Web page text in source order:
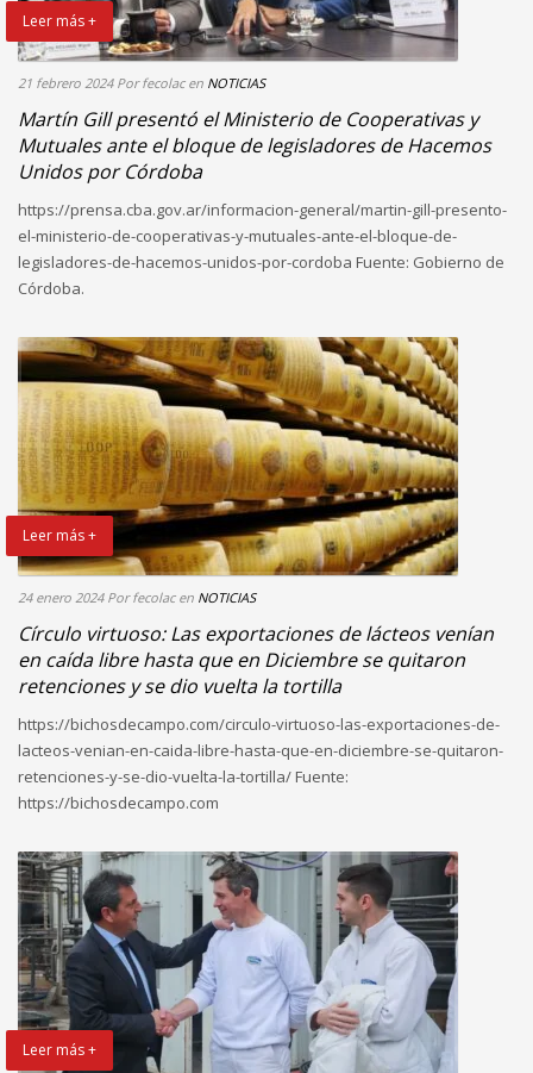
Leer más +
21 febrero 2024 Por fecolac en NOTICIAS
Martín Gill presentó el Ministerio de Cooperativas y
Mutuales ante el bloque de legisladores de Hacemos
Unidos por Córdoba
https://prensa.cba.gov.ar/informacion-general/martin-gill-presento-
el-ministerio-de-cooperativas-y-mutuales-ante-el-bloque-de-
legisladores-de-hacemos-unidos-por-cordoba Fuente: Gobierno de
Córdoba.
Leer más +
24 enero 2024 Por fecolac en NOTICIAS
Círculo virtuoso: Las exportaciones de lácteos venían
en caída libre hasta que en Diciembre se quitaron
retenciones y se dio vuelta la tortilla
https://bichosdecampo.com/circulo-virtuoso-las-exportaciones-de-
lacteos-venian-en-caida-libre-hasta-que-en-diciembre-se-quitaron-
retenciones-y-se-dio-vuelta-la-tortilla/ Fuente:
https://bichosdecampo.com
Leer más +